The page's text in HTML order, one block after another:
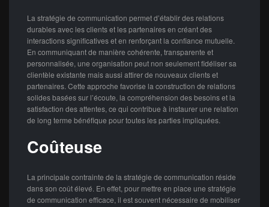
La stratégie de communication permet d’établir des relations
durables avec les clients et les partenaires en créant des
interactions significatives et en renforçant la confiance mutuelle.
En communiquant de manière cohérente, transparente et
personnalisée, une organisation peut non seulement fidéliser sa
clientèle existante mais aussi attirer de nouveaux clients et
partenaires. Cette approche favorise la construction de relations
solides basées sur l’écoute, la compréhension des besoins et la
satisfaction des attentes, ce qui contribue à instaurer une relation
de long terme bénéfique pour toutes les parties impliquées.
Coûteuse
La principale contrainte de la stratégie de communication réside
dans son coût élevé. En effet, pour mettre en place une stratégie
de communication efficace, il est souvent nécessaire de mobiliser